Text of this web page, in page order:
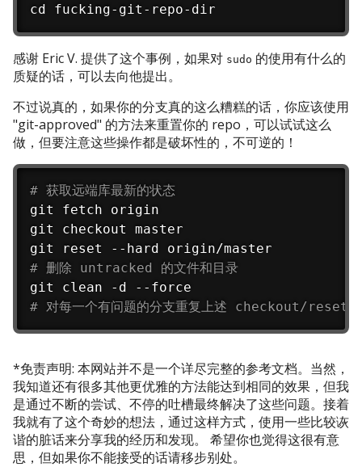
cd fucking-git-repo-dir
感谢 Eric V. 提供了这个事例，如果对 sudo 的使用有什么的
质疑的话，可以去向他提出。
不过说真的，如果你的分支真的这么糟糕的话，你应该使用
"git-approved" 的方法来重置你的 repo，可以试试这么
做，但要注意这些操作都是破坏性的，不可逆的！
# 获取远端库最新的状态
git fetch origin
git checkout master
# 删除 untracked 的文件和目录
# 对每一个有问题的分支重复上述 checkout/
*免责声明: 本网站并不是一个详尽完整的参考文档。当然，
我知道还有很多其他更优雅的方法能达到相同的效果，但我
是通过不断的尝试、不停的吐槽最终解决了这些问题。接着
我就有了这个奇妙的想法，通过这样方式，使用一些比较诙
谐的脏话来分享我的经历和发现。 希望你也觉得这很有意
思，但如果你不能接受的话请移步别处。